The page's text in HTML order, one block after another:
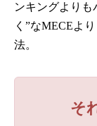
ンキングよりも
く”なMECEよ
法。
そ